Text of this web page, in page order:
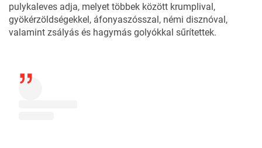
pulykaleves adja, melyet többek között krumplival,
gyökérzöldségekkel, áfonyaszósszal, némi disznóval,
valamint zsályás és hagymás golyókkal sűrítettek.